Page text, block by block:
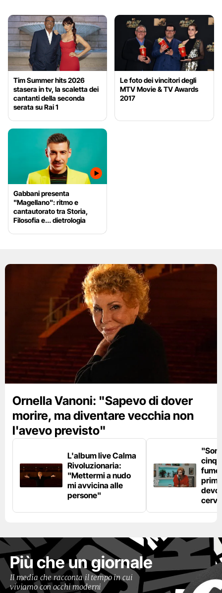
Tim Summer hits 2026
stasera in tv, la scaletta dei
cantanti della seconda
serata su Rai 1
Le foto dei vincitori degli
MTV Movie & TV Awards
2017
Gabbani presenta
"Magellano": ritmo e
cantautorato tra Storia,
Filosofia e... dietrologia
Ornella Vanoni: "Sapevo di dover
morire, ma diventare vecchia non
l'avevo previsto"
L'album live Calma
Rivoluzionaria:
"Mettermi a nudo
mi avvicina alle
persone"
fumo
devo
Più che un giornale
Il media che racconta il tempo in cui
viviamo con occhi moderni